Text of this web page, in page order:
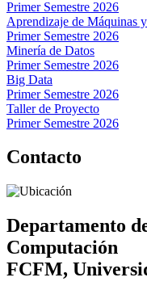
Primer Semestre 2026
Aprendizaje de Máquinas
Primer Semestre 2026
Minería de Datos
Primer Semestre 2026
Big Data
Primer Semestre 2026
Taller de Proyecto
Primer Semestre 2026
Contacto
Departamento
Computación
FCFM,